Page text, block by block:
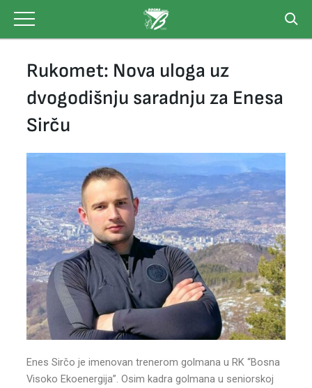
content
Rukomet: Nova uloga uz
dvogodišnju saradnju za Enesa
Sirču
Enes Sirčo je imenovan trenerom golmana u RK “Bosna
Visoko Ekoenergija”. Osim kadra golmana u seniorskoj